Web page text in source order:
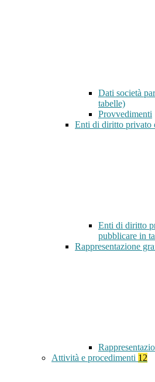
Dati società
tabelle)
Provvedimenti
Enti di diritto privato
Enti di diritto
pubblicare in
Rappresentazione
Attività e procedimenti 12